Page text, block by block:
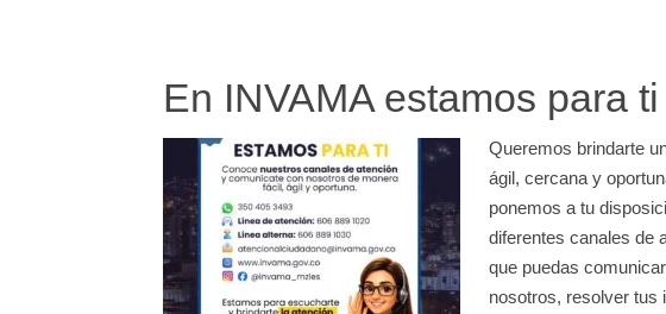
En INVAMA estamos para ti
Queremos brindarte
ágil, cercana y
ponemos a tu
diferentes canales de
que puedas
nosotros, resolver tus